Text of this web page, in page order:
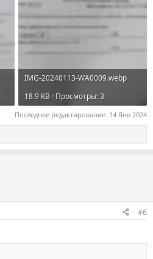
IMG-20240113-WA0009.webp
18.9 KB · Просмотры: 3
Последнее редактирование: 14 Янв 2024
#6